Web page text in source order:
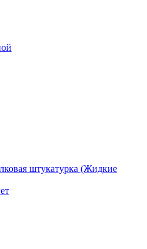
штукатурка (Жидкие